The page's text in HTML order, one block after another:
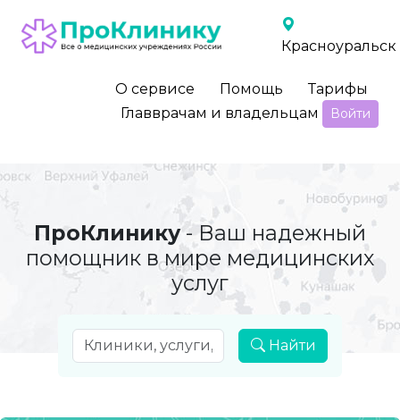
Красноуральск
О сервисе Помощь
Тарифы
Главврачам и владельцам
Войти
ПроКлинику- Ваш надежный
помощник в мире медицинских
услуг
Найти